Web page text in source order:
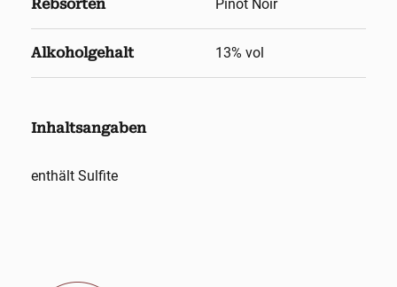
Rebsorten Pinot Noir
Alkoholgehalt 13% vol
Inhaltsangaben
enthält Sulfite